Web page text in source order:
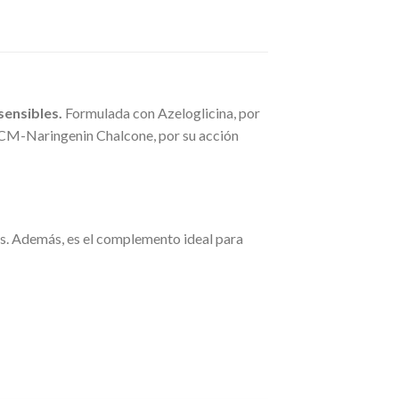
Formulada con Azeloglicina, por
Naringenin Chalcone, por su acción
Además, es el complemento ideal para